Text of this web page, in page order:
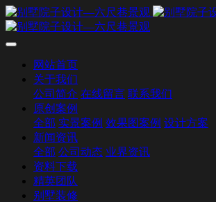
网站首页
关于我们
公司简介 在线留言 联系我们
原创案例
全部 实景案例 效果图案例 设计方案
新闻资讯
全部 公司动态 业界资讯
资料下载
精英团队
别墅装修